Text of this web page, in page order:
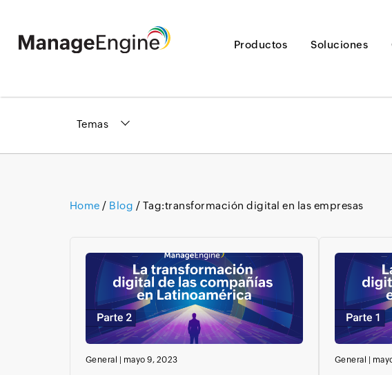
Productos Soluciones
Temas
Home / Blog / Tag:transformación digital en las empresas
General mayo 9, 2023 General